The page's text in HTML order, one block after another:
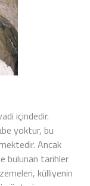
içindedir.
yoktur, bu
Ancak
bulunan tarihler
külliyenin